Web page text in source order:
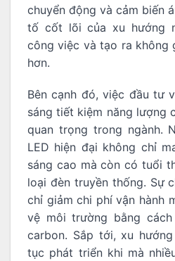
chuyển động và cảm biến
tố cốt lõi của xu hướng
công việc và tạo ra không
hơn.
Bên cạnh đó, việc đầu tư
sáng tiết kiệm năng lượng
quan trọng trong ngành.
LED hiện đại không chỉ
sáng cao mà còn có tuổi
loại đèn truyền thống. Sự
chỉ giảm chi phí vận hành
vệ môi trường bằng
carbon. Sắp tới, xu
tục phát triển khi mà